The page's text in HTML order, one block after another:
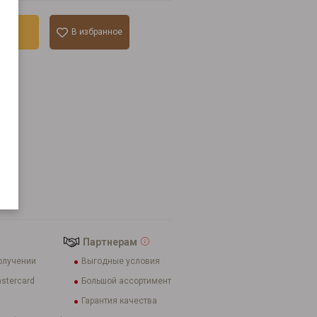
В избранное
Партнерам
Выгодные условия
Большой ассортимент
Гарантия качества